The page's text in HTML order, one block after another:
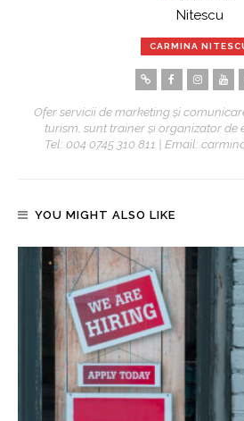
CARMINA
Ofer servicii de marketing și
turism, sunt trainer și organizator de
Tel: 004 0745 310 811 | Email:
YOU MIGHT ALSO LIKE